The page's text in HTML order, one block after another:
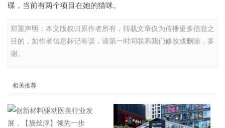
碟，当前有两个项目在她的猫咪。
郑重声明：本文版权归原作者所有，转载文章仅为传播更多信息之
目的，如作者信息标记有误，请第一时间联系我们修改或删除，多
谢。
相关推荐